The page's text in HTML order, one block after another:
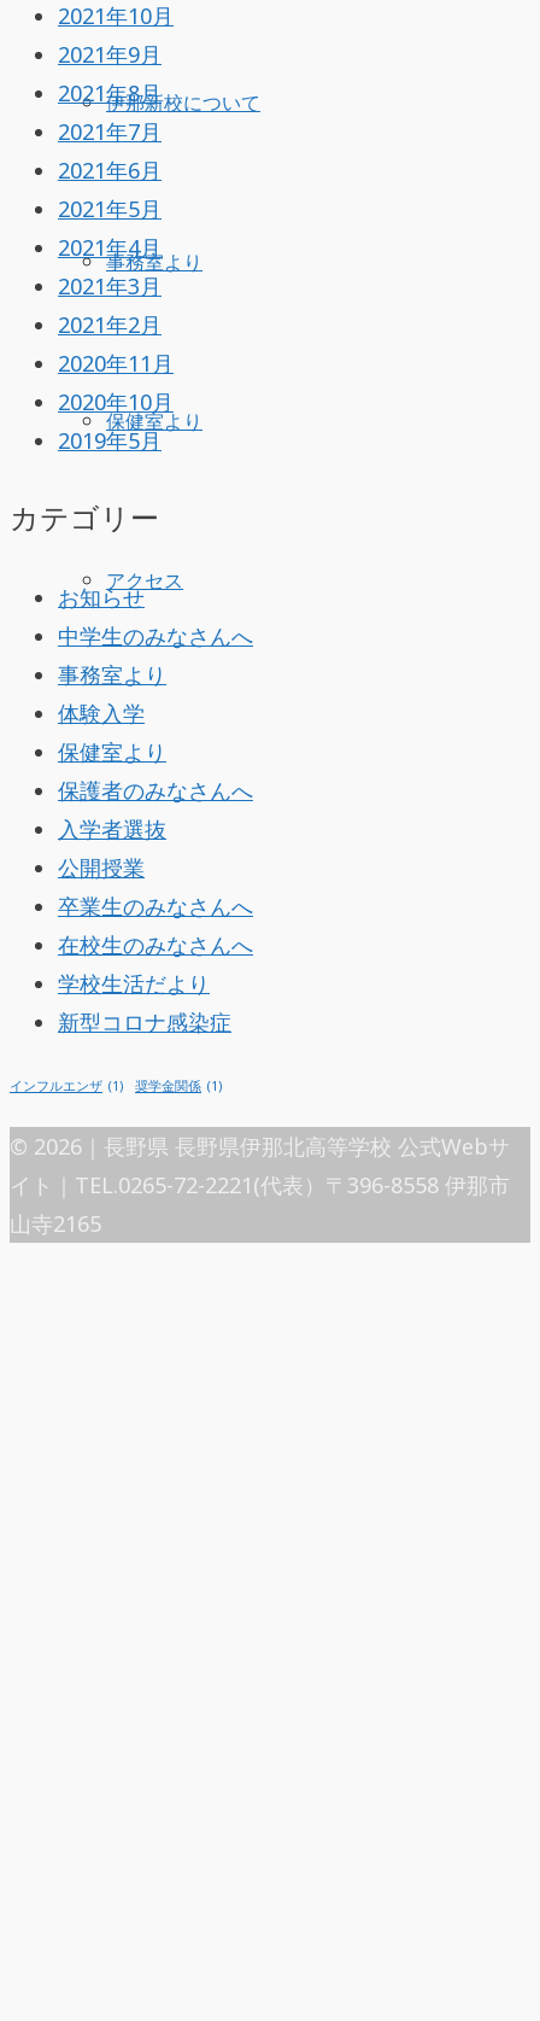
伊那新校について
事務室より
保健室より
アクセス
2021年10月
2021年9月
2021年8月
2021年7月
2021年6月
2021年5月
2021年4月
2021年3月
2021年2月
2020年11月
2020年10月
2019年5月
カテゴリー
お知らせ
中学生のみなさんへ
事務室より
体験入学
保健室より
保護者のみなさんへ
入学者選抜
公開授業
卒業生のみなさんへ
在校生のみなさんへ
学校生活だより
新型コロナ感染症
インフルエンザ (1) 奨学金関係 (1)
© 2026｜長野県 長野県伊那北高等学校 公式Webサ
イト｜TEL.0265-72-2221(代表）〒396-8558 伊那市
山寺2165